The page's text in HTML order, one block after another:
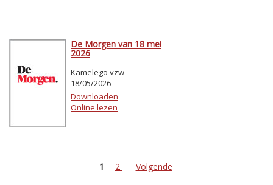
De Morgen van 18 mei
2026
Kamelego vzw
18/05/2026
Downloaden
Online lezen
1 2 Volgende